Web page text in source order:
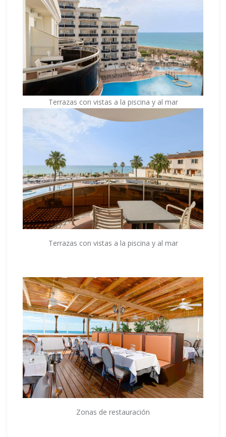
Terrazas con vistas a la piscina y al mar
Terrazas con vistas a la piscina y al mar
Zonas de restauración